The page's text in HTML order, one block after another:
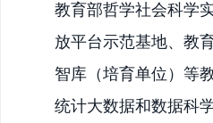
教育部哲学社会科学
放平台示范基地、教
智库（培育单位）等
统计大数据和数据科